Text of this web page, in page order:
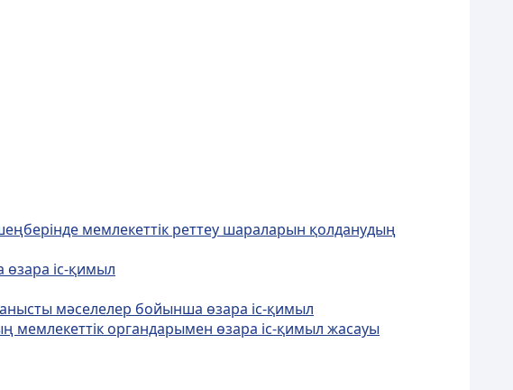
мемлекеттік реттеу шараларын қолданудың
іс-қимыл
мәселелер бойынша өзара іс-қимыл
мемлекеттік органдарымен өзара іс-қимыл жасауы